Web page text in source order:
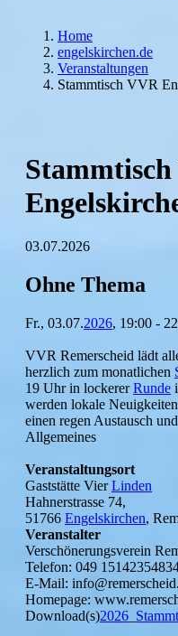
Home
engelskirchen.de
Veranstaltungen
Stammtisch VVR
03.07.2026
Ohne Thema
Fr., 03.07.2026, 19:00 -
VVR Remerscheid lädt
herzlich zum monatlichen
19 Uhr in lockererRunde
werden lokale
einen regen Austausch
Allgemeines
Veranstaltungsort
Gaststätte VierLinden
Hahnerstrasse 74,
51766 Engelskirchen,
Veranstalter
Verschönerungsverein
Telefon: 049
E-Mail:
Homepage:
Download(s)2026